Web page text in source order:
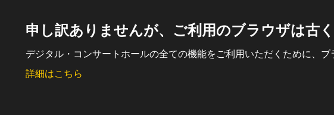
申し訳ありませんが、ご利用のブラウザは古
デジタル・コンサートホールの全ての機能をご利用いただくために、ブ
詳細はこちら